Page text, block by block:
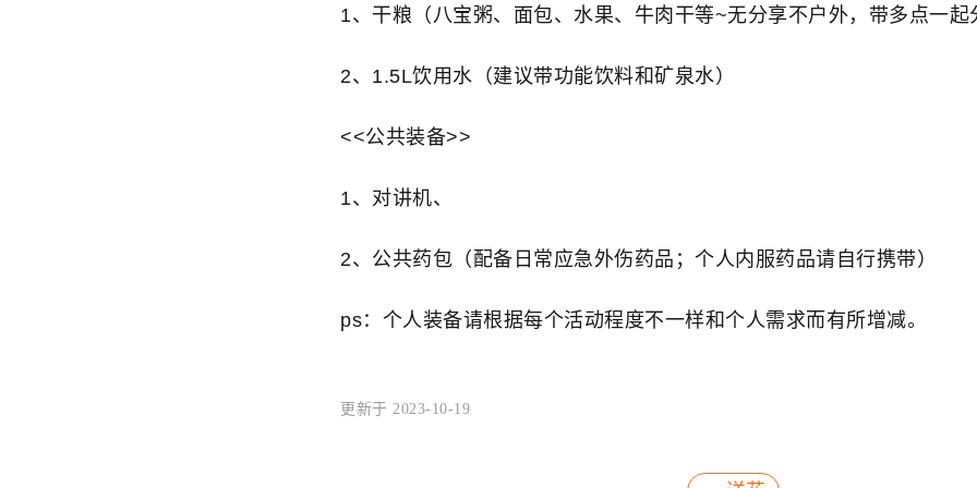
1、干粮（八宝粥、面包、水果、牛肉干等~无分享不户外，带多点一起
2、1.5L饮用水（建议带功能饮料和矿泉水）
<<公共装备>>
1、对讲机、
2、公共药包（配备日常应急外伤药品；个人内服药品请自行携带）
ps：个人装备请根据每个活动程度不一样和个人需求而有所增减。
更新于 2023-10-19